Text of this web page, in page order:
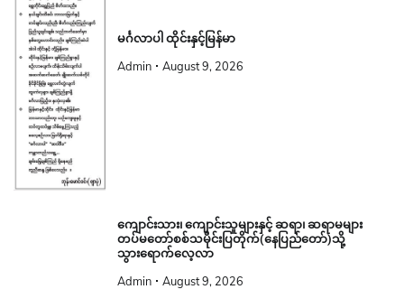
မင်္ဂလာပါ ထိုင်းနှင့်မြန်မာ
Admin August 9, 2026
ကျောင်းသား၊ ကျောင်းသူများနှင့် ဆရာ၊ ဆရာမများ
တပ်မတော်စစ်သမိုင်းပြတိုက်(နေပြည်တော်)သို့
သွားရောက်လေ့လာ
Admin August 9, 2026